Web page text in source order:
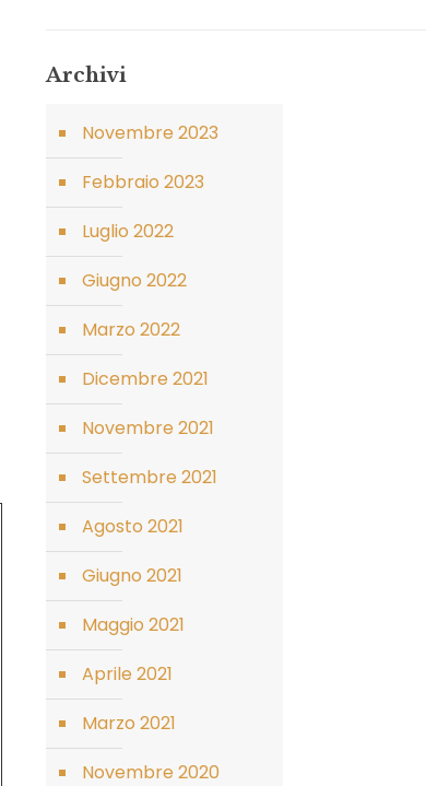
Archivi
Novembre 2023
Febbraio 2023
Luglio 2022
Giugno 2022
Marzo 2022
Dicembre 2021
Novembre 2021
Settembre 2021
Agosto 2021
Giugno 2021
Maggio 2021
Aprile 2021
Marzo 2021
Novembre 2020